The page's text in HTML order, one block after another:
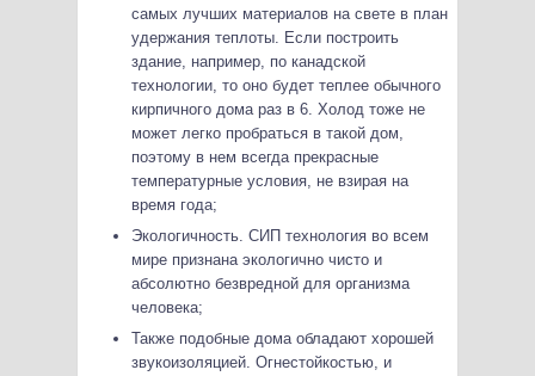
самых лучших материалов на свете в план
удержания теплоты. Если построить
здание, например, по канадской
технологии, то оно будет теплее обычного
кирпичного дома раз в 6. Холод тоже не
может легко пробраться в такой дом,
поэтому в нем всегда прекрасные
температурные условия, не взирая на
время года;
Экологичность. СИП технология во всем
мире признана экологично чисто и
абсолютно безвредной для организма
человека;
Также подобные дома обладают хорошей
звукоизоляцией. Огнестойкостью, и